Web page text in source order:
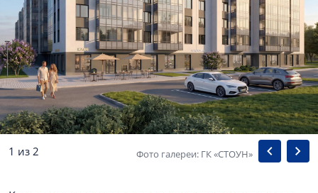
1 из 2 Фото галереи: ГК «СТОУН»